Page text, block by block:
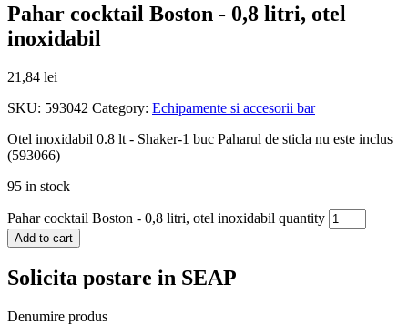
Pahar cocktail Boston - 0,8 litri, otel
inoxidabil
21,84 lei
SKU: 593042 Category: Echipamente si accesorii bar
Otel inoxidabil 0.8 lt - Shaker-1 buc Paharul de sticla nu este inclus
(593066)
95 in stock
Pahar cocktail Boston - 0,8 litri, otel inoxidabil quantity
Add to cart
Solicita postare in SEAP
Denumire produs